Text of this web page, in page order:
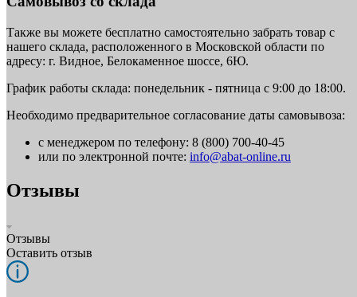
Также вы можете бесплатно самостоятельно забрать товар с
нашего склада, расположенного в Московской области по
адресу: г. Видное, Белокаменное шоссе, 6Ю.
График работы склада: понедельник - пятница с 9:00 до 18:00.
Необходимо предварительное согласование даты самовывоза:
с менеджером по телефону: 8 (800) 700-40-45
или по электронной почте: info@abat-online.ru
Отзывы
Отзывы
Оставить отзыв